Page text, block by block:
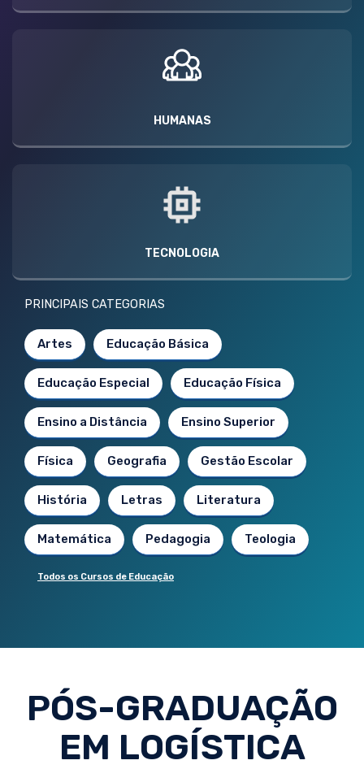
HUMANAS
TECNOLOGIA
PRINCIPAIS CATEGORIAS
Artes Educação Básica
Educação Especial Educação Física
Ensino a Distância Ensino Superior
Física Geografia Gestão Escolar
História Letras Literatura
Matemática Pedagogia Teologia
Todos os Cursos de Educação
PÓS-GRADUAÇÃO
EM LOGÍSTICA